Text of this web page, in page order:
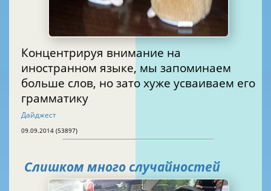
Концентрируя внимание на
иностранном языке, мы запоминаем
больше слов, но зато хуже усваиваем его
грамматику
Дайджест
09.09.2014 (53897)
Слишком много случайностей